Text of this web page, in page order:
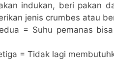
indukan, beri pakan
jenis crumbes atau
= Suhu pemanas
= Tidak lagi